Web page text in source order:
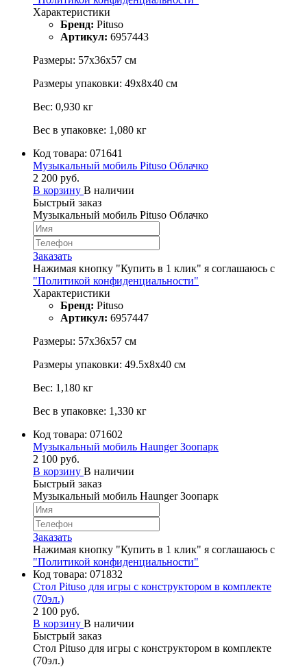
Характеристики
Бренд: Pituso
Артикул: 6957443
Размеры: 57х36х57 см
Размеры упаковки: 49х8х40 см
Вес: 0,930 кг
Вес в упаковке: 1,080 кг
Код товара: 071641
Музыкальный мобиль Pituso Облачко
2 200 руб.
В корзину В наличии
Быстрый заказ
Музыкальный мобиль Pituso Облачко
Заказать
Нажимая кнопку "Купить в 1 клик" я соглашаюсь с
"Политикой конфиденциальности"
Характеристики
Бренд: Pituso
Артикул: 6957447
Размеры: 57х36х57 см
Размеры упаковки: 49.5х8х40 см
Вес: 1,180 кг
Вес в упаковке: 1,330 кг
Код товара: 071602
Музыкальный мобиль Haunger Зоопарк
2 100 руб.
В корзину В наличии
Быстрый заказ
Музыкальный мобиль Haunger Зоопарк
Заказать
Нажимая кнопку "Купить в 1 клик" я соглашаюсь с
"Политикой конфиденциальности"
Код товара: 071832
Стол Pituso для игры с конструктором в комплекте
(70эл.)
2 100 руб.
В корзину В наличии
Быстрый заказ
Стол Pituso для игры с конструктором в комплекте
(70эл.)